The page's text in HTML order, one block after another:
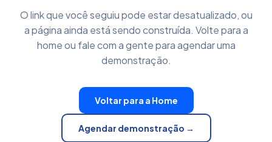
O link que você seguiu pode estar desatualizado, ou
a página ainda está sendo construída. Volte para a
home ou fale com a gente para agendar uma
demonstração.
Voltar para a Home
Agendar demonstração →